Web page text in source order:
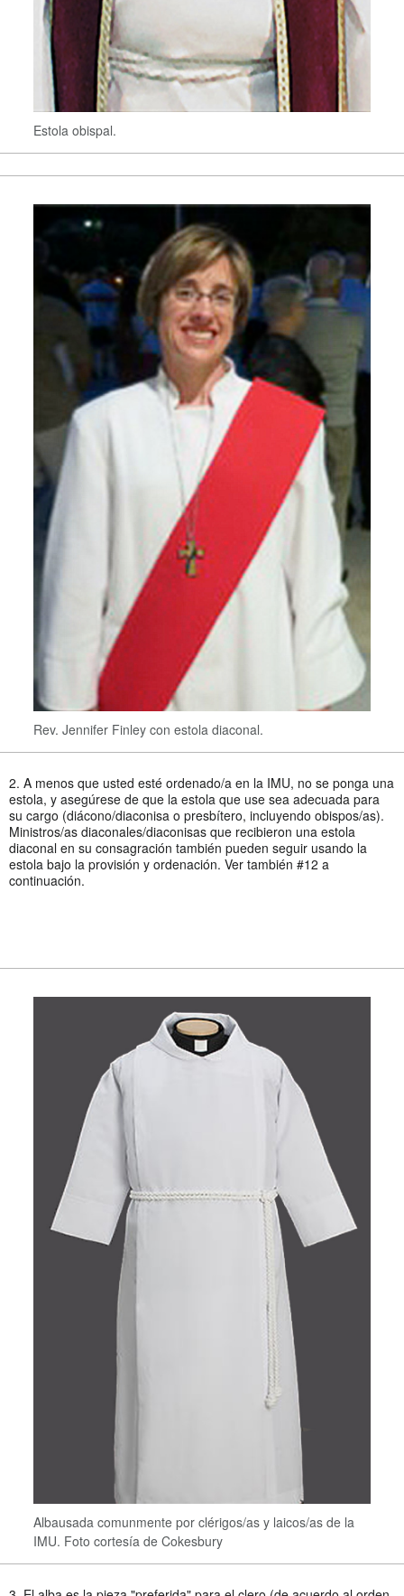
Estola obispal.
Rev. Jennifer Finley con estola diaconal.
2. A menos que usted esté ordenado/a en la IMU, no se ponga una
estola, y asegúrese de que la estola que use sea adecuada para
su cargo (diácono/diaconisa o presbítero, incluyendo obispos/as).
Ministros/as diaconales/diaconisas que recibieron una estola
diaconal en su consagración también pueden seguir usando la
estola bajo la provisión y ordenación. Ver también #12 a
continuación.
Albausada comunmente por clérigos/as y laicos/as de la
IMU. Foto cortesía de Cokesbury